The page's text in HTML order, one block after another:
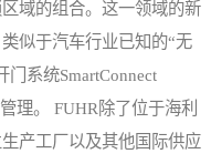
域的组合。这一领域的新
似于汽车行业已知的“无
系统SmartConnect
理。 FUHR除了位于海利
产工厂以及其他国际供应